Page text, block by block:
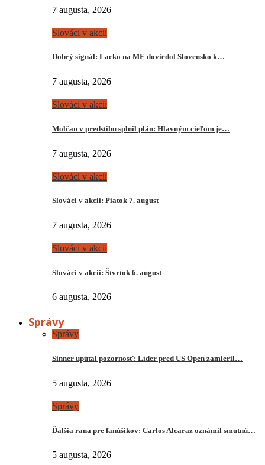
7 augusta, 2026
Slováci v akcii
Dobrý signál: Lacko na ME doviedol Slovensko k…
7 augusta, 2026
Slováci v akcii
Molčan v predstihu splnil plán: Hlavným cieľom je…
7 augusta, 2026
Slováci v akcii
Slováci v akcii: Piatok 7. august
7 augusta, 2026
Slováci v akcii
Slováci v akcii: Štvrtok 6. august
6 augusta, 2026
Správy
Správy
Sinner upútal pozornosť: Líder pred US Open zamieril…
5 augusta, 2026
Správy
Ďalšia rana pre fanúšikov: Carlos Alcaraz oznámil smutnú…
5 augusta, 2026